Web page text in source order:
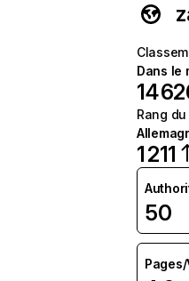
Dans le
14
Rang
1 211
50